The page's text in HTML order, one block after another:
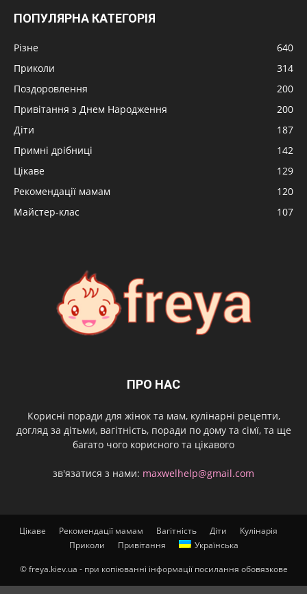
ПОПУЛЯРНА КАТЕГОРІЯ
Різне
640
Приколи
314
Поздоровлення
200
Привітання з Днем Народження
200
Діти
187
Примні дрібниці
142
Цікаве
129
Рекомендації мамам
120
Майстер-клас
107
ПРО НАС
Корисні поради для жінок та мам, кулінарні рецепти,
догляд за дітьми, вагітність, поради по дому та сімї, та ще
багато чого корисного та цікавого
зв'язатися з нами: maxwelhelp@gmail.com
Цікаве Рекомендації мамам Вагітність Діти
Кулінарія
Приколи
Привітання Українська
© freya.kiev.ua - при копіюванні інформації посилання обовязкове